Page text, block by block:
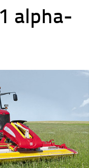
alpha-